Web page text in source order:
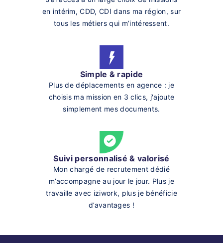
en intérim, CDD, CDI dans ma région, sur
tous les métiers qui m’intéressent.
Simple & rapide
Plus de déplacements en agence : je
choisis ma mission en 3 clics, j'ajoute
simplement mes documents.
Suivi personnalisé & valorisé
Mon chargé de recrutement dédié
m’accompagne au jour le jour. Plus je
travaille avec iziwork, plus je bénéficie
d’avantages !